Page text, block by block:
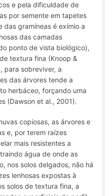
e pela dificuldade de
por semente em tapetes
das gramíneas é exímio a
das camadas
ponto de vista biológico),
textura fina (Knoop &
para sobreviver, a
das árvores tende a
herbáceo, forçando uma
(Dawson et al., 2001).
copiosas, as árvores e
e, por terem raízes
mais resistentes a
água de onde as
nos solos delgados, não há
lenhosas expostas à
solos de textura fina, a